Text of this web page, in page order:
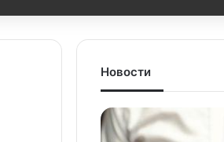
Новости